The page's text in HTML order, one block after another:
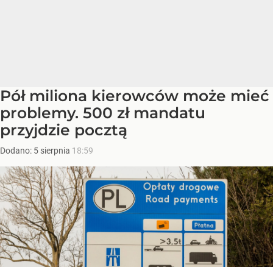
Pół miliona kierowców może mieć
problemy. 500 zł mandatu
przyjdzie pocztą
Dodano: 5 sierpnia 18:59